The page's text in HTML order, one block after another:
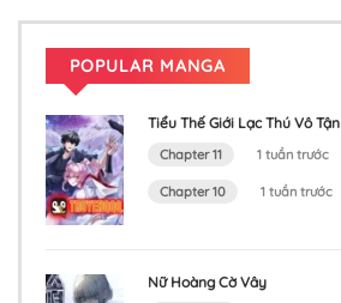
POPULAR MANGA
Tiểu Thế Giới Lạc Thú Vô Tận
Chapter 11 1 tuần trước
Chapter 10 1 tuần trước
Nữ Hoàng Cờ Vây